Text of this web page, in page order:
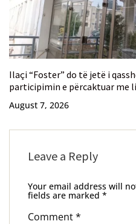
Ilaçi “Foster” do të jetë i
participimin e përcaktuar me
August 7, 2026
Leave a Reply
Your email address will
fields are marked *
Comment*